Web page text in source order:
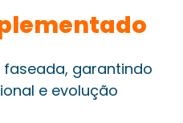
garantindo
e evolução